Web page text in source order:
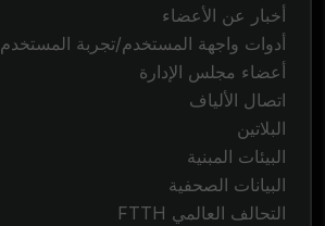
أخبار عن الأعضاء
أدوات واجهة المستخدم/تجربة المستخدم
أعضاء مجلس الإدارة
اتصال الألياف
البلاتين
البيئات المبنية
البيانات الصحفية
التحالف العالمي FTTH